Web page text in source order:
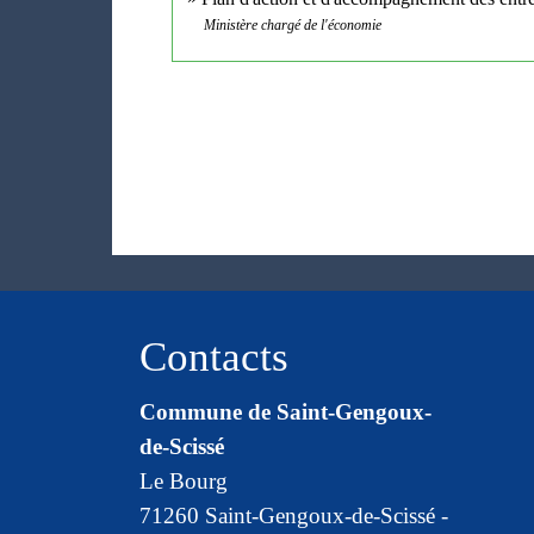
Ministère chargé de l'économie
Contacts
Commune de Saint-Gengoux-
de-Scissé
Le Bourg
71260 Saint-Gengoux-de-Scissé -